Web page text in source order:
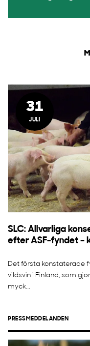
31
JULI
SLC: Allvarliga
efter ASF-fyndet –
Det första konstaterade
vildsvin i Finland, som
myck...
PRESSMEDDELANDEN